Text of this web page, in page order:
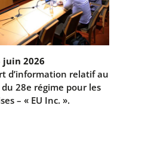
juin 2026
d’information relatif au
28e régime pour les
– « EU Inc. ».